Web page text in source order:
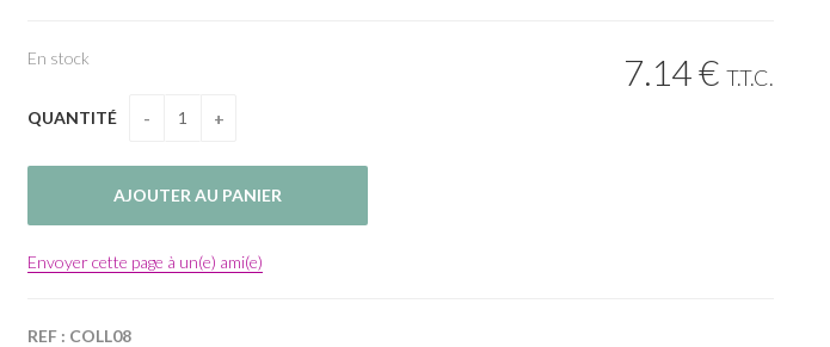
7.14€ T.T.C.
En stock
QUANTITÉ
Envoyer cette page à un(e) ami(e)
REF : COLL08